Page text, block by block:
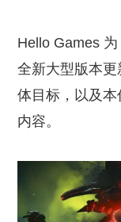
Hello Games
全新大型版本
体目标，以及
内容。